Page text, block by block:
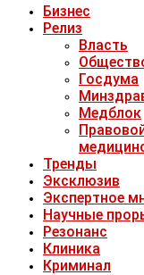
Бизнес
Релиз
Власть
Госдума
Медблок
Тренды
Эксклюзив
Экспертное
Научные
Резонанс
Клиника
Криминал